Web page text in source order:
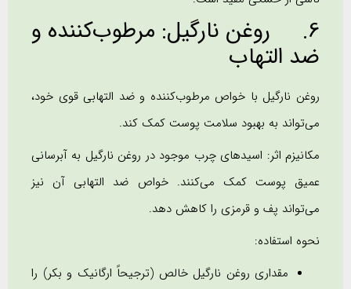
6. روغن نارگیل: مرطوب‌کننده و
ضد التهاب
روغن نارگیل با خواص مرطوب‌کننده و ضد التهابی قوی خود،
می‌تواند به بهبود سلامت پوست کمک کند.
مکانیزم اثر: اسیدهای چرب موجود در روغن نارگیل به آبرسانی
عمیق پوست کمک می‌کنند. خواص ضد التهابی آن نیز
می‌تواند پف و قرمزی را کاهش دهد.
نحوه استفاده:
مقداری روغن نارگیل خالص (ترجیحاً ارگانیک و بکر) را